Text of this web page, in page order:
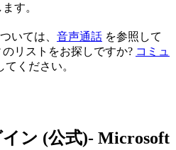
す。
いては、 音声通話 を参照して
リストをお探しですか? コミュ
てください。
ン (公式)- Microsoft